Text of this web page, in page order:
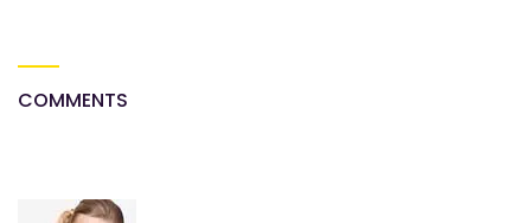
COMMENTS